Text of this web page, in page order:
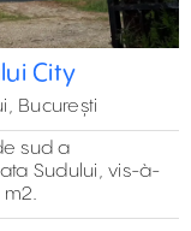
City
București
sud a
Sudului, vis-à-